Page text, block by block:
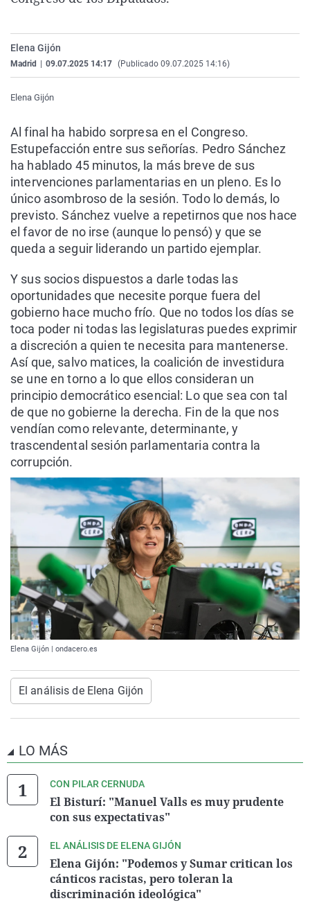
Gente viajera
Como el perro y el
Retornados
Equipo de
Galicia
La Rioja
Televisión
Elecciones
Elena Gijón
Madrid 09.07.2025 14:17 (Publicado 09.07.2025 14:16)
Elena Gijón
Al final ha habido sorpresa en el Congreso.
Estupefacción entre sus señorías. Pedro Sánchez
ha hablado 45 minutos, la más breve de sus
intervenciones parlamentarias en un pleno. Es lo
único asombroso de la sesión. Todo lo demás, lo
previsto. Sánchez vuelve a repetirnos que nos hace
el favor de no irse (aunque lo pensó) y que se
queda a seguir liderando un partido ejemplar.
Y sus socios dispuestos a darle todas las
oportunidades que necesite porque fuera del
gobierno hace mucho frío. Que no todos los días se
toca poder ni todas las legislaturas puedes exprimir
a discreción a quien te necesita para mantenerse.
Así que, salvo matices, la coalición de investidura
se une en torno a lo que ellos consideran un
principio democrático esencial: Lo que sea con tal
de que no gobierne la derecha. Fin de la que nos
vendían como relevante, determinante, y
trascendental sesión parlamentaria contra la
corrupción.
Elena Gijón | ondacero.es
El análisis de Elena Gijón
LO MÁS
CON PILAR CERNUDA
El Bisturí: "Manuel Valls es muy prudente
con sus expectativas"
EL ANÁLISIS DE ELENA GIJÓN
Elena Gijón: "Podemos y Sumar critican los
cánticos racistas, pero toleran la
discriminación ideológica"